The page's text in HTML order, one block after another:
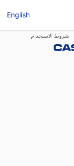
English
شروط الاستخدام